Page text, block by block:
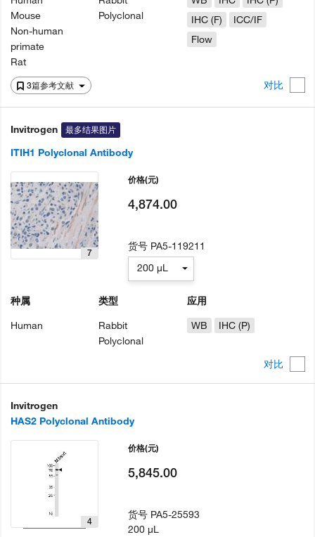
3篇参考文献 对比
Mouse
Non-human
primate
Rat
Polyclonal
IHC (F)
ICC/IF
Flow
Invitrogen 最多结果图片
ITIH1 Polyclonal Antibody
对比
7
种属
Human
类型
Rabbit
Polyclonal
应用
WB
IHC (P)
价格(元)
4,874.00
货号 PA5-119211
200 µL
Invitrogen
HAS2 Polyclonal Antibody
4
价格(元)
5,845.00
货号 PA5-25593
200 µL